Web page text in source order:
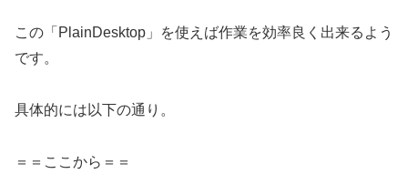
この「PlainDesktop」を使えば作業を効率良く出来るよう
です。
具体的には以下の通り。
＝＝ここから＝＝